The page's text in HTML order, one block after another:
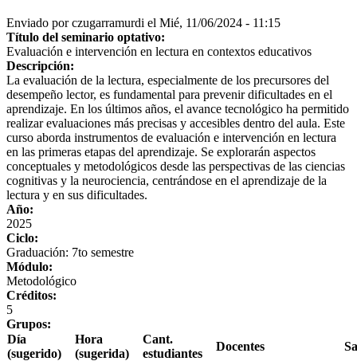
Enviado porczugarramurdi el Mié, 11/06/2024 - 11:15
Título del seminario optativo:
Evaluación e intervención en lectura en contextos educativos
Descripción:
La evaluación de la lectura, especialmente de los precursores del
desempeño lector, es fundamental para prevenir dificultades en el
aprendizaje. En los últimos años, el avance tecnológico ha permitido
realizar evaluaciones más precisas y accesibles dentro del aula. Este
curso aborda instrumentos de evaluación e intervención en lectura
en las primeras etapas del aprendizaje. Se explorarán aspectos
conceptuales y metodológicos desde las perspectivas de las ciencias
cognitivas y la neurociencia, centrándose en el aprendizaje de la
lectura y en sus dificultades.
Año:
2025
Ciclo:
Graduación: 7to semestre
Módulo:
Metodológico
Créditos:
5
Grupos:
Día
(sugerido)
Hora
(sugerida)
Cant.
estudiantes
Docentes